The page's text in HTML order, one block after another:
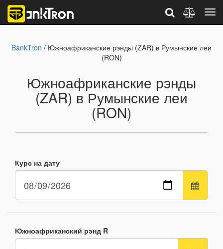
BankTron / Южноафриканские рэнды (ZAR) в Румынские леи
(RON)
Южноафриканские рэнды
(ZAR) в Румынские леи
(RON)
Курс на дату
Южноафриканский рэнд R